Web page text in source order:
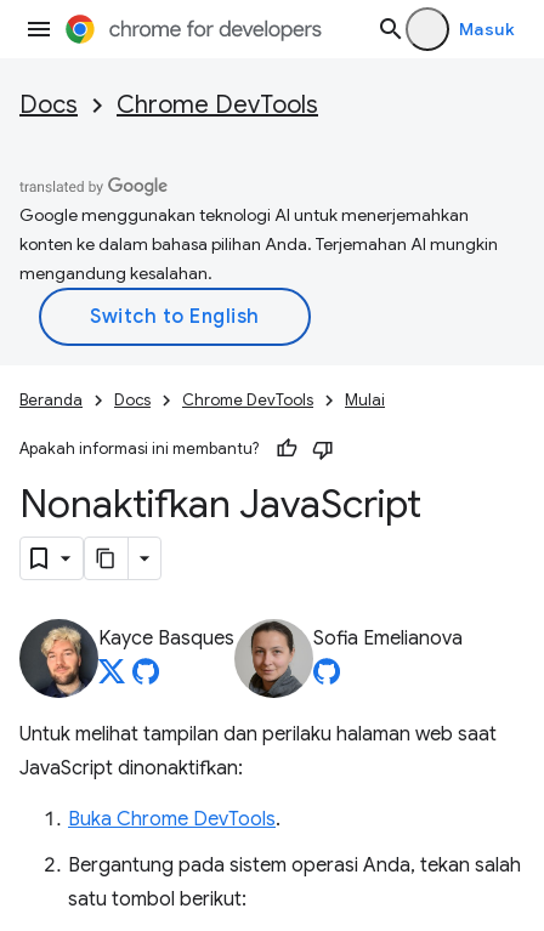
Masuk
Docs Chrome DevTools
Google menggunakan teknologi AI untuk menerjemahkan
konten ke dalam bahasa pilihan Anda. Terjemahan AI mungkin
mengandung kesalahan.
Beranda Docs Chrome DevTools Mulai
Apakah informasi ini membantu?
Nonaktifkan JavaScript
Kayce Basques Sofia Emelianova
Untuk melihat tampilan dan perilaku halaman web saat
JavaScript dinonaktifkan:
Buka Chrome DevTools.
Bergantung pada sistem operasi Anda, tekan salah
satu tombol berikut: